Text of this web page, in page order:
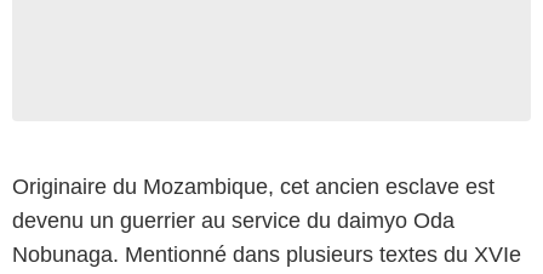
Originaire du Mozambique, cet ancien esclave est
devenu un guerrier au service du daimyo Oda
Nobunaga. Mentionné dans plusieurs textes du XVIe